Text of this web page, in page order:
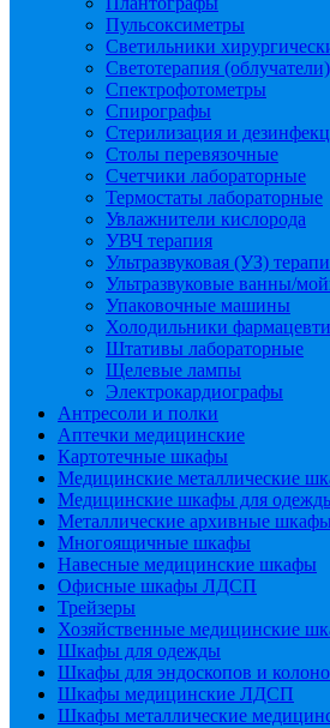
Пульсоксиметры
Светильники
Светотерапия (облучатели)
Спектрофотометры
Спирографы
Стерилизация и
Столы перевязочные
Счетчики лабораторные
Термостаты лабораторные
Увлажнители кислорода
УВЧ терапия
Ультразвуковая (УЗ)
Ультразвуковые ванны/
Упаковочные машины
Холодильники
Штативы лабораторные
Щелевые лампы
Электрокардиографы
Антресоли и полки
Аптечки медицинские
Картотечные шкафы
Медицинские металлические
Медицинские шкафы для
Металлические архивные
Многоящичные шкафы
Навесные медицинские шкафы
Офисные шкафы ЛДСП
Трейзеры
Хозяйственные медицинские
Шкафы для одежды
Шкафы для эндоскопов и
Шкафы медицинские ЛДСП
Шкафы металлические